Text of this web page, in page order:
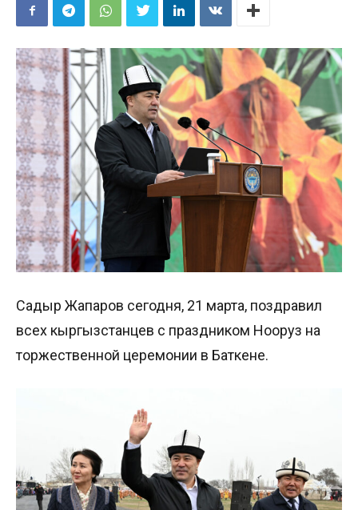
Садыр Жапаров сегодня, 21 марта, поздравил
всех кыргызстанцев с праздником Нооруз на
торжественной церемонии в Баткене.